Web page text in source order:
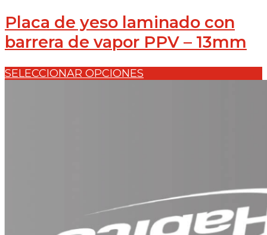
Placa de yeso laminado con
barrera de vapor PPV – 13mm
SELECCIONAR OPCIONES